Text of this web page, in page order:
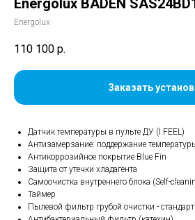
Energolux BADEN
Energolux
110 100 р.
Заказать
Датчик температуры в пульте ДУ (I FEEL)
Антизамерзание: поддержание
Антикоррозийное покрытие Blue Fin
Защита от утечки хладагента
Самоочистка внутреннего блока (Self-
Таймер
Пылевой фильтр грубой очистки - стандарт